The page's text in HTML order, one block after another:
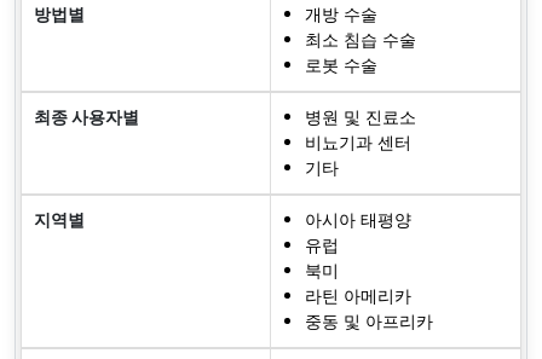
방법별
개방 수술
최소 침습 수술
로봇 수술
최종 사용자별
병원 및 진료소
비뇨기과 센터
기타
지역별
아시아 태평양
유럽
북미
라틴 아메리카
중동 및 아프리카